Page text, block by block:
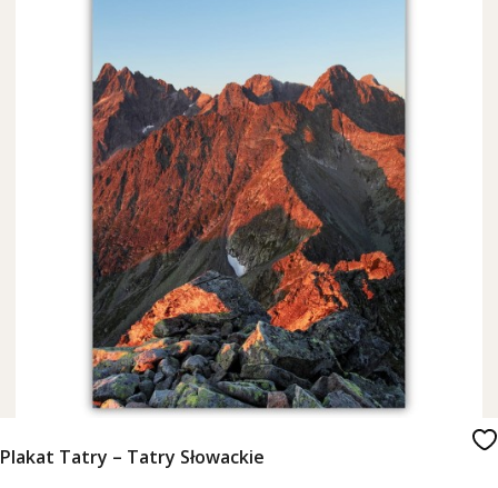
Plakat Tatry – Tatry Słowackie